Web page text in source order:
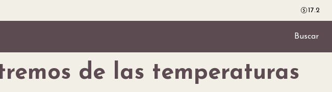
17.2
Buscar
de las temperaturas